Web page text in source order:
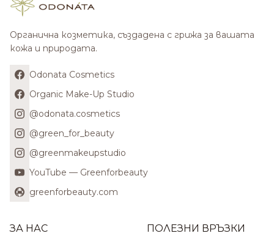
Органична козметика, създадена с грижа за вашата
кожа и природата.
Odonata Cosmetics
Organic Make-Up Studio
@odonata.cosmetics
@green_for_beauty
@greenmakeupstudio
YouTube — Greenforbeauty
greenforbeauty.com
ЗА НАС ПОЛЕЗНИ ВРЪЗКИ